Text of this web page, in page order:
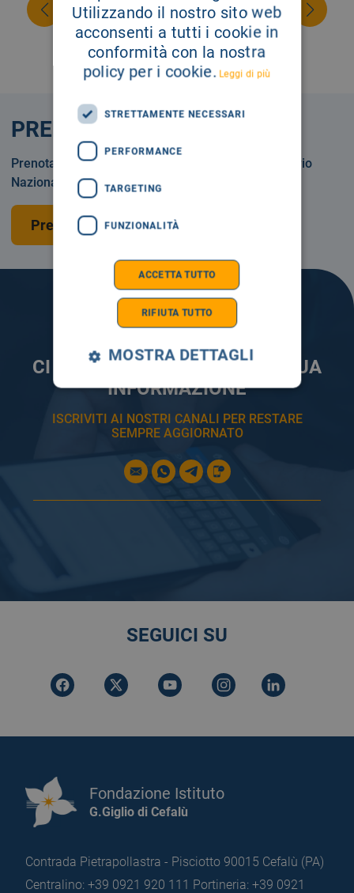
CI PRENDIAMO CURA DELLA TUA
INFORMAZIONE
ISCRIVITI AI NOSTRI CANALI PER RESTARE
SEMPRE AGGIORNATO
PRENOTA
Prenotare una visita o un esame in Servizio Sanitario
Nazionale o privatamente.
Prenota una visita
SEGUICI SU
Fondazione Istituto
G.Giglio di Cefalù
Contrada Pietrapollastra - Pisciotto 90015 Cefalù (PA)
Centralino: +39 0921 920 111 Portineria: +39 0921
Utilizzando il nostro sito web
acconsenti a tutti i cookie in
conformità con la nostra
policy per i cookie. Leggi di più
STRETTAMENTE NECESSARI
PERFORMANCE
TARGETING
FUNZIONALITÀ
ACCETTA TUTTO
RIFIUTA TUTTO
MOSTRA DETTAGLI